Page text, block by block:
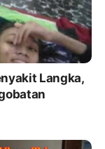
Langka,